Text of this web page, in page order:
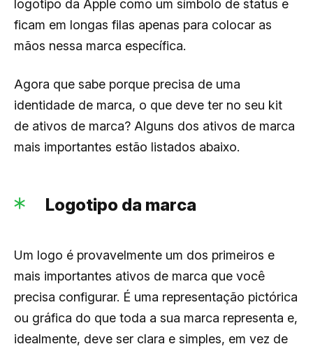
logotipo da Apple como um símbolo de status e
ficam em longas filas apenas para colocar as
mãos nessa marca específica.
Agora que sabe porque precisa de uma
identidade de marca, o que deve ter no seu kit
de ativos de marca? Alguns dos ativos de marca
mais importantes estão listados abaixo.
Logotipo da marca
Um logo é provavelmente um dos primeiros e
mais importantes ativos de marca que você
precisa configurar. É uma representação pictórica
ou gráfica do que toda a sua marca representa e,
idealmente, deve ser clara e simples, em vez de